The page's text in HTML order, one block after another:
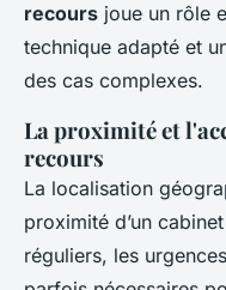
recours joue un rôle
technique adapté et
des cas complexes.
La proximité et
recours
La localisation
proximité d’un
réguliers, les